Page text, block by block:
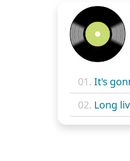
01. It's
02. Long